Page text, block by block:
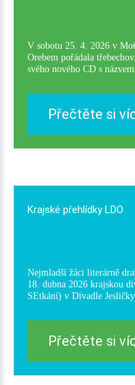
V sobotu 25. 4. 2026 v
Orebem pořádala
svého nového CD s
Přečtěte si
Krajské přehlídky LDO
Nejmladší žáci literárně
18. dubna 2026 krajskou
SEtkání) v Divadle
Přečtěte si